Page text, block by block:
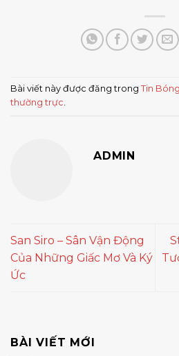
Bài viết này được đăng trong Tin
thường trực.
ADMIN
San Siro – Sân Vận Động
Của Những Giấc Mơ Và Ký
Ức
BÀI VIẾT MỚI